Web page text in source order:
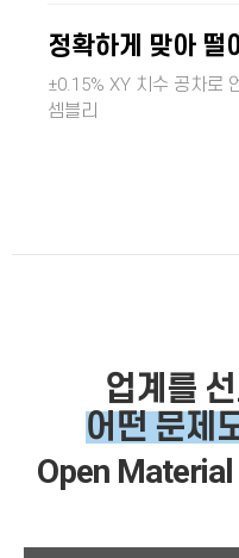
정확하게 맞아 떨
±0.15% XY 치수 공차로
셈블리
업계를
어떤 문제
Open